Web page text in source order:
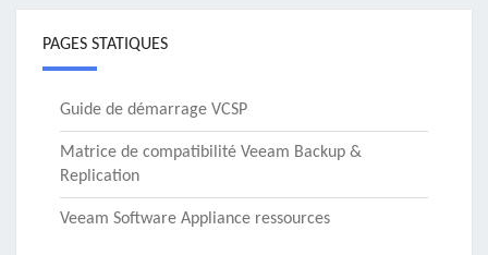
PAGES STATIQUES
Guide de démarrage VCSP
Matrice de compatibilité Veeam Backup &
Replication
Veeam Software Appliance ressources